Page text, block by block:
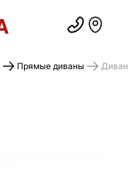
Прямые диваны